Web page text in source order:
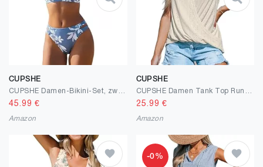
CUPSHE
45.99 €
Amazon
CUPSHE
25.99 €
Amazon
-0%